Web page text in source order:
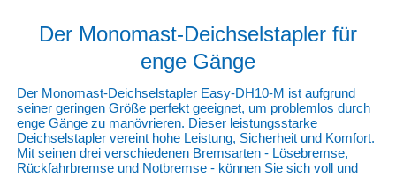
Der Monomast-Deichselstapler für
enge Gänge
Der Monomast-Deichselstapler Easy-DH10-M ist aufgrund
seiner geringen Größe perfekt geeignet, um problemlos durch
enge Gänge zu manövrieren. Dieser leistungsstarke
Deichselstapler vereint hohe Leistung, Sicherheit und Komfort.
Mit seinen drei verschiedenen Bremsarten - Lösebremse,
Rückfahrbremse und Notbremse - können Sie sich voll und